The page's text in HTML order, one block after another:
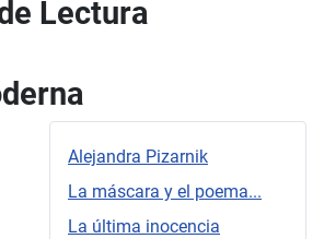
Lectura
Alejandra Pizarnik
La máscara y el poema...
La última inocencia